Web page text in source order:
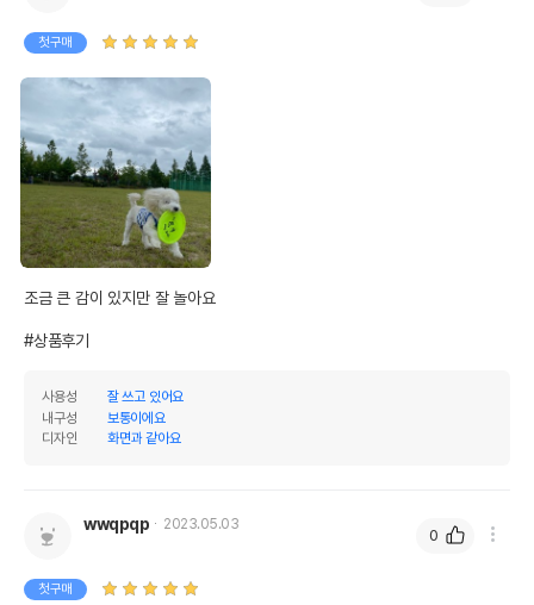
첫구매
조금 큰 감이 있지만 잘 놀아요
#상품후기
사용성
잘 쓰고 있어요
내구성
보통이에요
디자인
화면과 같아요
wwqpqp 2023.05.03
첫구매
0